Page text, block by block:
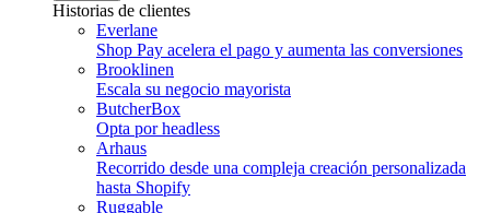
Historias de clientes
Everlane
Shop Pay acelera el pago y aumenta las conversiones
Brooklinen
Escala su negocio mayorista
ButcherBox
Opta por headless
Arhaus
Recorrido desde una compleja creación personalizada
hasta Shopify
Ruggable